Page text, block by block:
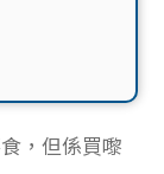
，但係買嚟